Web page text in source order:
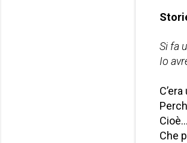
Si fa
Io
Che